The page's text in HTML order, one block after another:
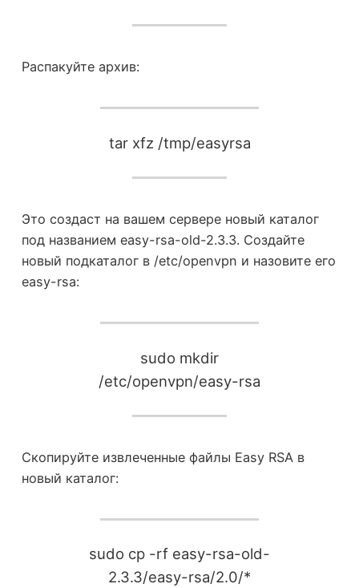
Распакуйте архив:
tar xfz /tmp/easyrsa
Это создаст на вашем сервере новый каталог
под названием easy-rsa-old-2.3.3. Создайте
новый подкаталог в /etc/openvpn и назовите его
easy-rsa:
sudo mkdir
/etc/openvpn/easy-rsa
Скопируйте извлеченные файлы Easy RSA в
новый каталог:
sudo cp -rf easy-rsa-old-
2.3.3/easy-rsa/2.0/*